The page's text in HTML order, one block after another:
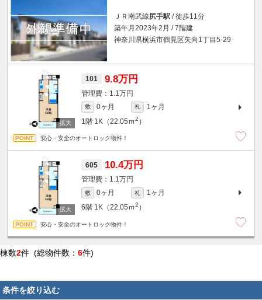
ＪＲ南武線尻手駅 / 徒歩11分
築年月2023年2月 / 7階建
神奈川県横浜市鶴見区矢向1丁目5-29
101 9.8万円
1.1万円
敷 0ヶ月 礼
1ヶ月
1階 1K（22.05ｍ2 ）
安心・安全のオートロック物件！
605 10.4万円
1.1万円
敷 0ヶ月 礼
1ヶ月
6階 1K（22.05ｍ2 ）
安心・安全のオートロック物件！
棟数2件 (総物件数： 6件)
条件を絞り込む